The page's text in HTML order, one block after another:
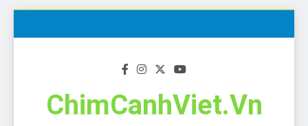
ChimCanhViet.Vn